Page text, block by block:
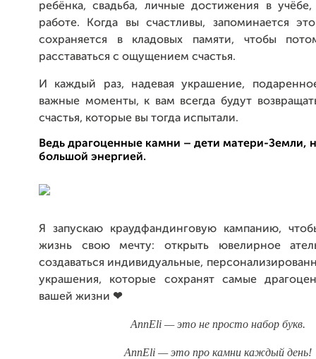
ребёнка, свадьба, личные достижения в
работе. Когда вы счастливы, запоминается
сохраняется в кладовых памяти, чтобы
расставаться с ощущением счастья.
И каждый раз, надевая украшение,
важные моменты, к вам всегда будут
счастья, которые вы тогда испытали.
Ведь драгоценные камни – дети матери-Земли,
большой энергией.
Я запускаю краудфандинговую кампанию,
жизнь свою мечту: открыть ювелирное
создаваться индивидуальные,
украшения, которые сохранят самые
вашей жизни ❤
AnnEli — это не просто набор букв.
AnnEli — это про камни каждый день!